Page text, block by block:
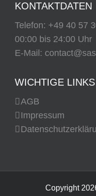
KONTAKTDATEN
Telefon: +49 40 57
00:00 bis 24:00 Uhr
E-Mail:
WICHTIGE LINKS
AGB
Impressum
Copyright